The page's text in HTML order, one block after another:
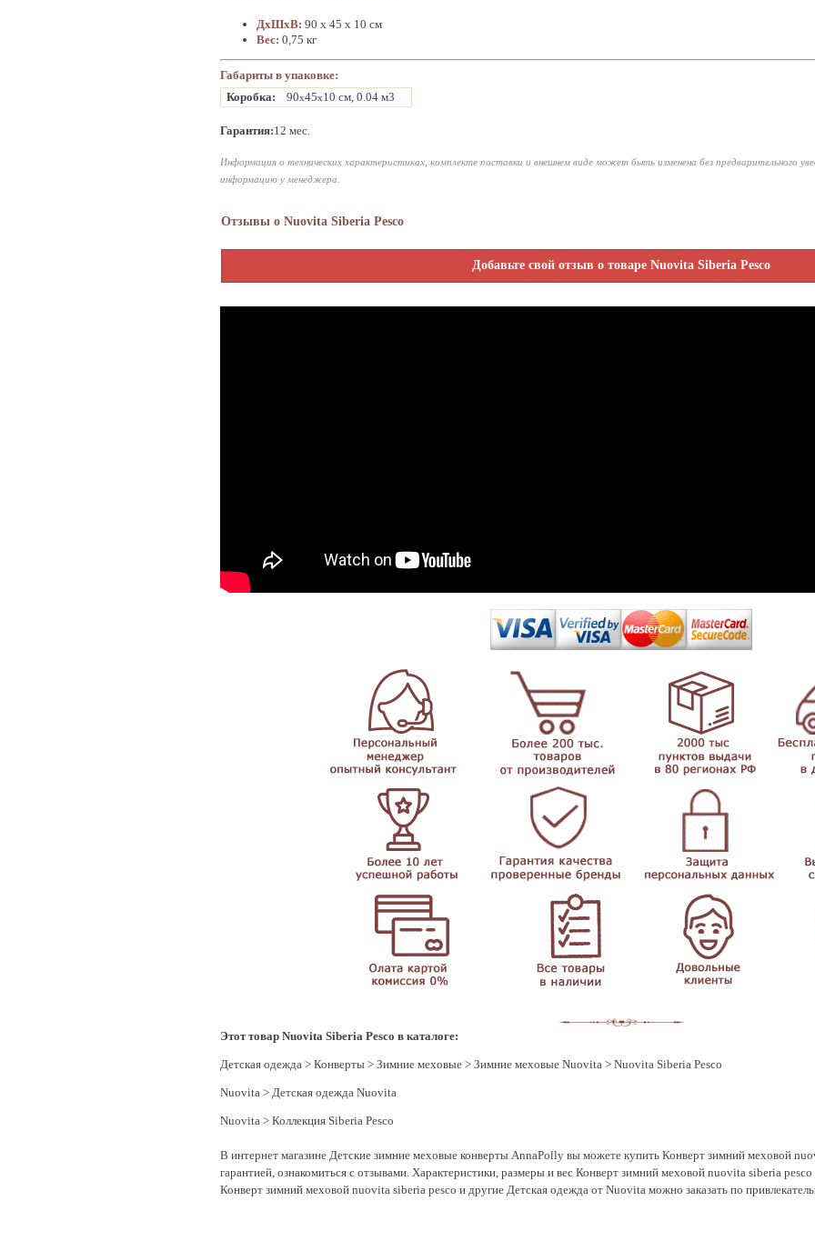
ДхШхВ: 90 х 45 х 10 см
Вес: 0,75 кг
Габариты в упаковке:
Коробка:
90x45x10 см, 0.04 м3
Гарантия:12 мес.
Информация о технических характеристиках, комплекте поставки и внешнем виде может быть изменена без предварительного
информацию у менеджера.
Отзывы о Nuovita Siberia Pesco
Добавьте свой отзыв о товаре Nuovita Siberia Pesco
Этот товар Nuovita Siberia Pesco в каталоге:
Детская одежда > Конверты > Зимние меховые > Зимние меховые Nuovita > Nuovita Siberia Pesco
Nuovita > Детская одежда Nuovita
Nuovita > Коллекция Siberia Pesco
В интернет магазине Детские зимние меховые конверты AnnaPolly вы можете купить Конверт зимний меховой
гарантией, ознакомиться с отзывами. Характеристики, размеры и вес Конверт зимний меховой nuovita siberia
Конверт зимний меховой nuovita siberia pesco и другие Детская одежда от Nuovita можно заказать по